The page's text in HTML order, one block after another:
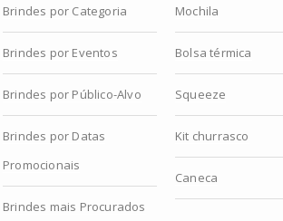
Brindes por Categoria
Brindes por Eventos
Brindes por Público-Alvo
Brindes por Datas
Promocionais
Brindes mais Procurados
Mochila
Bolsa térmica
Squeeze
Kit churrasco
Caneca